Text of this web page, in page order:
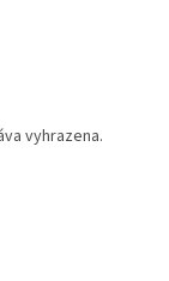
vyhrazena.